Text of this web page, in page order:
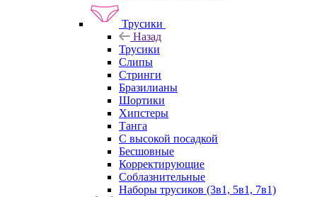
Трусики
Назад
Трусики
Слипы
Стринги
Бразилианы
Шортики
Хипстеры
Танга
С высокой посадкой
Бесшовные
Корректирующие
Соблазнительные
Наборы трусиков (3в1, 5в1, 7в1)